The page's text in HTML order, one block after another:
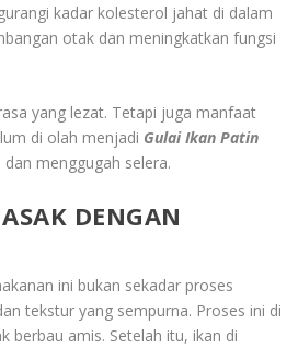
kadar kolesterol jahat di dalam
otak dan meningkatkan fungsi
yang lezat. Tetapi juga manfaat
di olah menjadi Gulai Ikan Patin
menggugah selera.
DENGAN
ini bukan sekadar proses
tekstur yang sempurna. Proses ini di
berbau amis. Setelah itu, ikan di